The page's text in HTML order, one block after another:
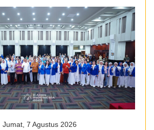
Jumat, 7 Agustus 2026